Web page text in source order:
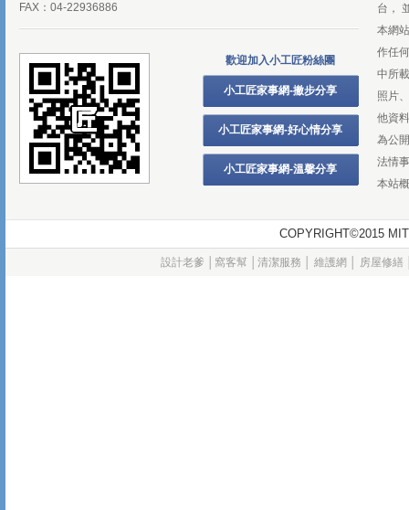
FAX：04-22936886
歡迎加入小工匠粉絲團
小工匠家事網-撇步分享
小工匠家事網-好心情分享
小工匠家事網-溫馨分享
台，
本網
作任
中所
照片
他資
為公
法情
本站
COPYRIGHT©2015
設計老爹 窩客幫 清潔服務 維護網 房屋修繕